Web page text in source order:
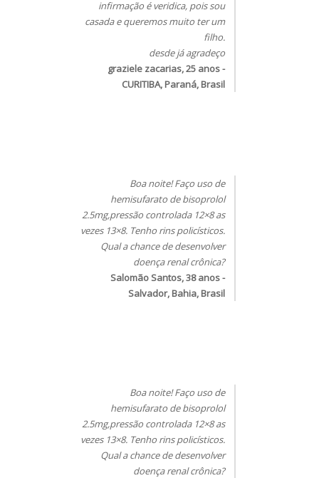
infirmação é veridica, pois sou
casada e queremos muito ter um
filho.
desde já agradeço
graziele zacarias, 25 anos -
CURITIBA, Paraná, Brasil
Boa noite! Faço uso de
hemisufarato de bisoprolol
2.5mg,pressão controlada 12×8 as
vezes 13×8. Tenho rins policísticos.
Qual a chance de desenvolver
doença renal crônica?
Salomão Santos, 38 anos -
Salvador, Bahia, Brasil
Boa noite! Faço uso de
hemisufarato de bisoprolol
2.5mg,pressão controlada 12×8 as
vezes 13×8. Tenho rins policísticos.
Qual a chance de desenvolver
doença renal crônica?